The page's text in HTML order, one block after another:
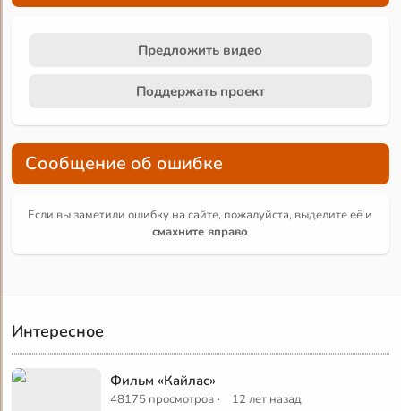
Предложить видео
Поддержать проект
Сообщение об ошибке
Если вы заметили ошибку на сайте, пожалуйста, выделите её и
смахните вправо
Интересное
Фильм «Кайлас»
48175 просмотров · 12 лет назад